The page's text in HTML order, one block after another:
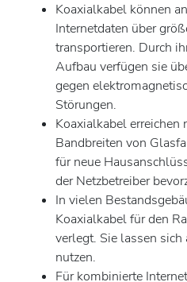
Koaxialkabel können
Internetdaten über
transportieren. Durch
Aufbau verfügen sie
gegen
Störungen.
Koaxialkabel erreichen
Bandbreiten von
für neue
der Netzbetreiber
In vielen
Koaxialkabel für den
verlegt. Sie lassen
nutzen.
Für kombinierte